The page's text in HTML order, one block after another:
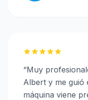
“Muy
Albert y me guió
máquina viene